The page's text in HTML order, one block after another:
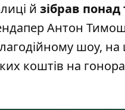
й зібрав понад
Антон
шоу,
коштів на